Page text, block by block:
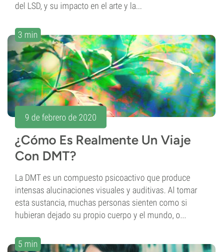
del LSD, y su impacto en el arte y la...
3 min
9 de febrero de 2020
¿Cómo Es Realmente Un Viaje
Con DMT?
La DMT es un compuesto psicoactivo que produce
intensas alucinaciones visuales y auditivas. Al tomar
esta sustancia, muchas personas sienten como si
hubieran dejado su propio cuerpo y el mundo, o...
5 min